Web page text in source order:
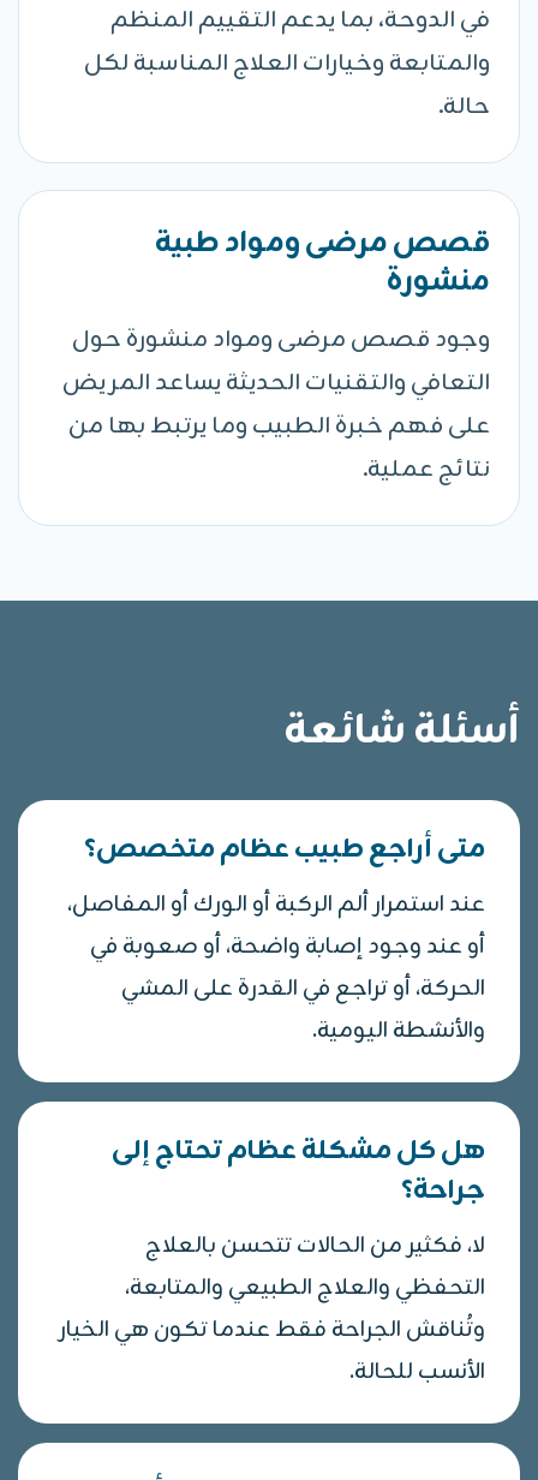
في الدوحة، بما يدعم التقييم المنظم
والمتابعة وخيارات العلاج المناسبة لكل
حالة.
قصص مرضى ومواد طبية
منشورة
وجود قصص مرضى ومواد منشورة حول
التعافي والتقنيات الحديثة يساعد المريض
على فهم خبرة الطبيب وما يرتبط بها من
نتائج عملية.
أسئلة شائعة
متى أراجع طبيب عظام متخصص؟
عند استمرار ألم الركبة أو الورك أو المفاصل،
أو عند وجود إصابة واضحة، أو صعوبة في
الحركة، أو تراجع في القدرة على المشي
والأنشطة اليومية.
هل كل مشكلة عظام تحتاج إلى
جراحة؟
لا، فكثير من الحالات تتحسن بالعلاج
التحفظي والعلاج الطبيعي والمتابعة،
وتُناقش الجراحة فقط عندما تكون هي الخيار
الأنسب للحالة.